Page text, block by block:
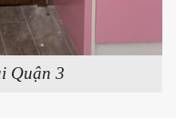
Quận 3